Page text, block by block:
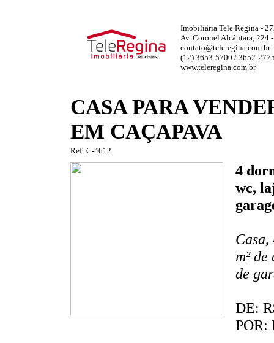
Imobiliária Tele Regina -
Av. Coronel Alcântara, 224
contato@teleregina.com.br
(12) 3653-5700 / 3652-
www.teleregina.com.br
CASA PARA
EM CAÇAPAVA
Ref: C-4612
4
wc,
m²
de
DE:
POR: